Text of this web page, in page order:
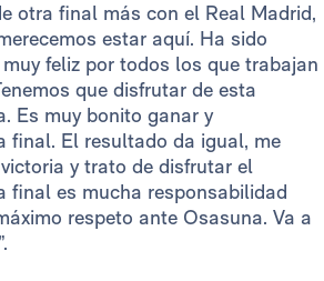
otra final más con el Real Madrid,
estar aquí. Ha sido
feliz por todos los que trabajan
que disfrutar de esta
Es muy bonito ganar y
final. El resultado da igual, me
y trato de disfrutar el
final es mucha responsabilidad
respeto ante Osasuna. Va a